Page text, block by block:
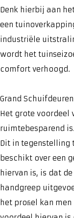
Denk hierbij aan
een
industriële
wordt het
comfort verhoogd.
Grand Schuifdeuren
Het grote voordeel
ruimtebesparend
Dit in tegenstelling
beschikt over een
hiervan is, is dat
handgreep
het proﬁel kan